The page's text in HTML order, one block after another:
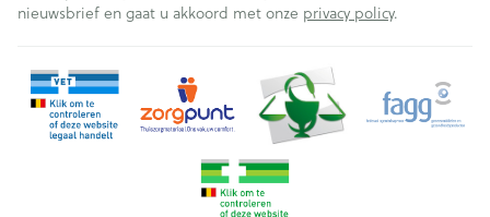
nieuwsbrief en gaat u akkoord met onze privacy policy.